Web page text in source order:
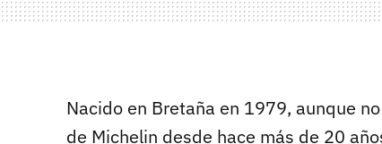
Nacido en Bretaña en 1979, aunque
de Michelin desde hace más de 20